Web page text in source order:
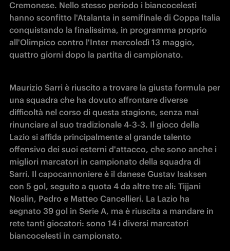
Cremonese. Nello stesso periodo i biancocelesti
hanno sconfitto l'Atalanta in semifinale di Coppa Italia
conquistando la finalissima, in programma proprio
all'Olimpico contro l'Inter mercoledì 13 maggio,
quattro giorni dopo la partita di campionato.
Maurizio Sarri è riuscito a trovare la giusta formula per
una squadra che ha dovuto affrontare diverse
difficoltà nel corso di questa stagione, senza mai
rinunciare al suo tradizionale 4-3-3. Il gioco della
Lazio si affida principalmente al grande talento
offensivo dei suoi esterni d'attacco, che sono anche i
migliori marcatori in campionato della squadra di
Sarri. Il capocannoniere è il danese Gustav Isaksen
con 5 gol, seguito a quota 4 da altre tre ali: Tijjani
Noslin, Pedro e Matteo Cancellieri. La Lazio ha
segnato 39 gol in Serie A, ma è riuscita a mandare in
rete tanti giocatori: sono 14 i diversi marcatori
biancocelesti in campionato.